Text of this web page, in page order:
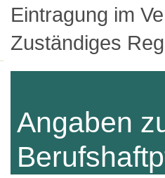
Eintragung im
Zuständiges
Angaben